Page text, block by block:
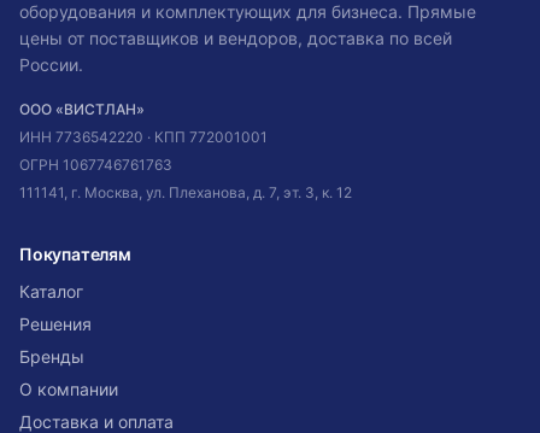
оборудования и комплектующих для бизнеса. Прямые
цены от поставщиков и вендоров, доставка по всей
России.
ООО «ВИСТЛАН»
ИНН 7736542220 · КПП 772001001
ОГРН 1067746761763
111141, г. Москва, ул. Плеханова, д. 7, эт. 3, к. 12
Покупателям
Каталог
Решения
Бренды
О компании
Доставка и оплата